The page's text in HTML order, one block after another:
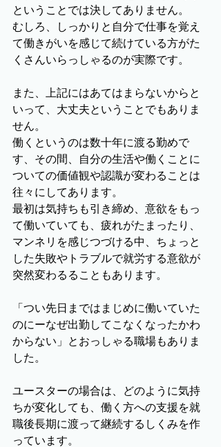
ということでは決してありません。
むしろ、しっかりと自分で仕事を覚え
て働きがいを感じて続けている方がた
くさんいらっしゃるのが実際です。
また、上記にはあてはまらないからと
いって、大丈夫ということでもありま
せん。
働くというのは数十年に渡る勤めで
す、その間、自分の生活や働くことに
ついての価値観や認識が変わることは
往々にしてあります。
最初は気持ちも引き締め、意欲をもっ
て働いていても、疲れがたまったり、
マンネリを感じつづける中、ちょっと
した失敗やトラブルで就労する意欲が
突然変わるることもあります。
「つい先日まではまじめに働いていた
のにーなぜ出勤してこなくなったかわ
からない」とおっしゃる職場もありま
した。
ユースターの場合は、どのように気持
ちが変化しても、働く方への支援を就
職後長期に渡って継続するしくみを作
っています。